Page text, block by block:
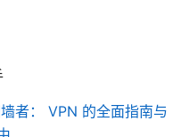
者： VPN 的全面指南与